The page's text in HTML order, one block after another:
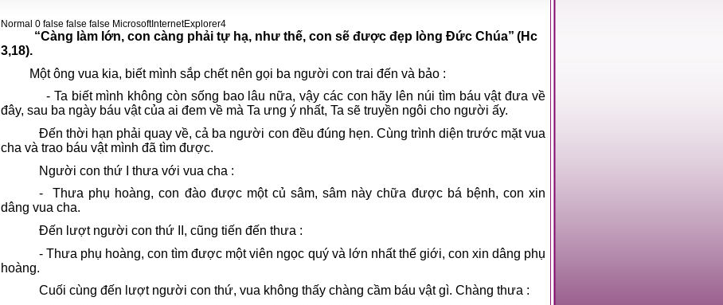
Normal 0 false false false MicrosoftInternetExplorer4
“Càng làm lớn, con càng phải tự hạ, như thế, con sẽ được đẹp lòng Đức Chúa” (Hc
3,18).
Một ông vua kia, biết mình sắp chết nên gọi ba người con trai đến và bảo :
- Ta biết mình không còn sống bao lâu nữa, vậy các con hãy lên núi tìm báu vật đưa về
đây, sau ba ngày báu vật của ai đem về mà Ta ưng ý nhất, Ta sẽ truyền ngôi cho người ấy.
Đến thời hạn phải quay về, cả ba người con đều đúng hẹn. Cùng trình diện trước mặt vua
cha và trao báu vật mình đã tìm được.
Người con thứ I thưa với vua cha :
-
Thưa phụ hoàng, con đào được một củ sâm, sâm này chữa được bá bệnh, con xin
dâng vua cha.
Đến lượt người con thứ II, cũng tiến đến thưa :
- Thưa phụ hoàng, con tìm được một viên ngọc quý và lớn nhất thế giới, con xin dâng phụ
hoàng.
Cuối cùng đến lượt người con thứ, vua không thấy chàng cầm báu vật gì. Chàng thưa :